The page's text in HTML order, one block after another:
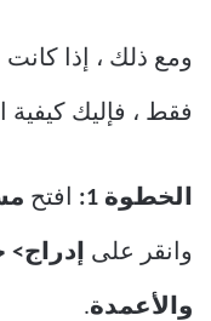
ومع ذلك ، إذا
فقط ، فإليك كيفية
الخطوة 1: افتح
وانقر على
والأعمدة.